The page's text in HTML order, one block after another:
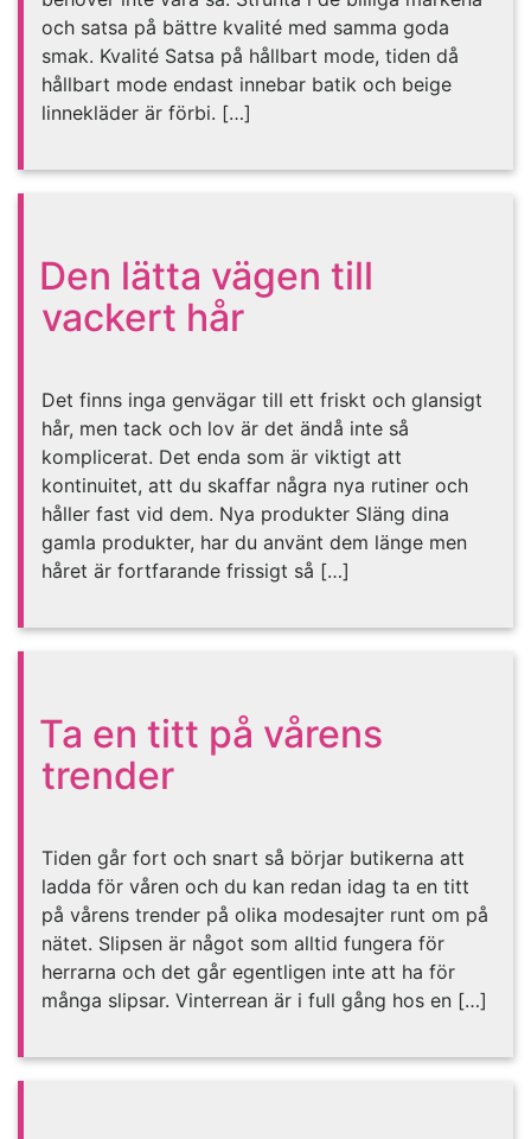
och satsa på bättre kvalité med samma goda
smak. Kvalité Satsa på hållbart mode, tiden då
hållbart mode endast innebar batik och beige
linnekläder är förbi. […]
Den lätta vägen till
vackert hår
Det finns inga genvägar till ett friskt och glansigt
hår, men tack och lov är det ändå inte så
komplicerat. Det enda som är viktigt att
kontinuitet, att du skaffar några nya rutiner och
håller fast vid dem. Nya produkter Släng dina
gamla produkter, har du använt dem länge men
håret är fortfarande frissigt så […]
Ta en titt på vårens
trender
Tiden går fort och snart så börjar butikerna att
ladda för våren och du kan redan idag ta en titt
på vårens trender på olika modesajter runt om på
nätet. Slipsen är något som alltid fungera för
herrarna och det går egentligen inte att ha för
många slipsar. Vinterrean är i full gång hos en […]